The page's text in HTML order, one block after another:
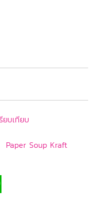
ยบเทียบ
Paper Soup Kraft